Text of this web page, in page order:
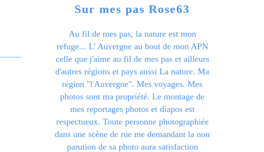
Sur mes pas Rose63
Au fil de mes pas, la nature est mon
refuge... L' Auvergne au bout de mon APN
celle que j'aime au fil de mes pas et ailleurs
d'autres régions et pays aussi La nature. Ma
région "l'Auvergne". Mes voyages. Mes
photos sont ma propriété. Le montage de
mes reportages photos et diapos est
respectueux. Toute personne photographiée
dans une scène de rue me demandant la non
parution de sa photo aura satisfaction